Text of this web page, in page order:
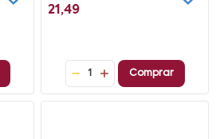
21,49
1 Comprar